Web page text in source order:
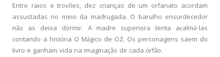
Entre raios e trovões, dez crianças de um orfanato acordam
assustadas no meio da madrugada. O barulho ensurdecedor
não as deixa dormir. A madre superiora tenta acalmá-las
contando a história O Mágico de OZ. Os personagens saem do
livro e ganham vida na imaginação de cada órfão.